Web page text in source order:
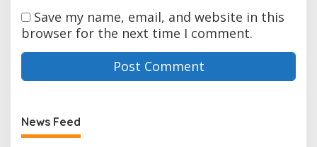
Save my name, email, and website in this
browser for the next time I comment.
News Feed